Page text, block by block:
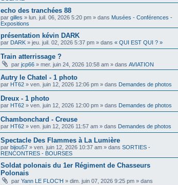
echo des tranchées 88
par gilles » lun. juil. 06, 2026 5:20 pm » dans Musées - Conférences -
Expositions
présentation kévin DARK
par DARK » jeu. juil. 02, 2026 5:37 pm » dans « QUI EST QUI ? »
Train atterrissage ?
par jcp66 » mer. juin 24, 2026 10:58 am » dans AVIATION
Autry le Chatel - 1 photo
par HT62 » ven. juin 12, 2026 12:06 pm » dans Demandes de photos
Dreux - 1 photo
par HT62 » ven. juin 12, 2026 12:00 pm » dans Demandes de photos
Chambonchard - Creuse
par HT62 » ven. juin 12, 2026 11:57 am » dans Demandes de photos
Spectacle Des Flammes à La Lumière
par bijou57 » ven. juin 12, 2026 10:37 am » dans SORTIES -
RENCONTRES - BOURSES
Soldat polonais du 1er Régiment de Chasseurs
Polonais
par Yann LE FLOC'H » dim. juin 07, 2026 9:25 pm » dans